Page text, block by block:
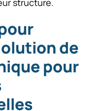
structure.
de
pour